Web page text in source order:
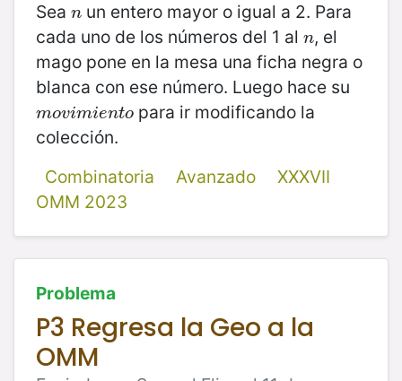
Sea n
n un entero mayor o igual a 2. Para
cada uno de los números del 1 al n
n, el
mago pone en la mesa una ficha negra o
blanca con ese número. Luego hace su
movimiento
movimiento para ir modificando la
colección.
Combinatoria
Avanzado
XXXVII
OMM 2023
Problema
P3 Regresa la Geo a la
OMM